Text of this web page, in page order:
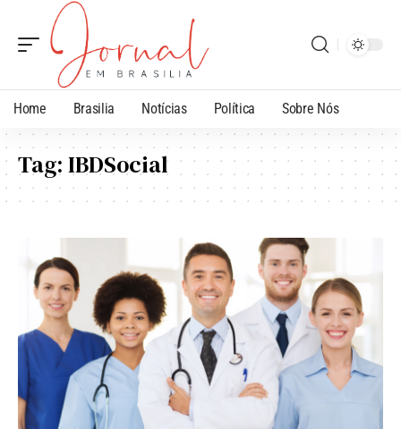
Home Brasilia Notícias Política Sobre Nós
Tag:IBDSocial